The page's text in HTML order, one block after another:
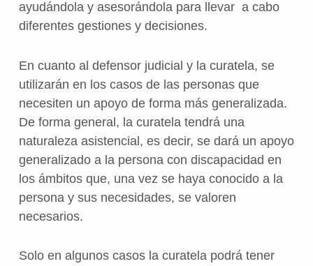
ayudándola y asesorándola para llevar a cabo
diferentes gestiones y decisiones.
En cuanto al defensor judicial y la curatela, se
utilizarán en los casos de las personas que
necesiten un apoyo de forma más generalizada.
De forma general, la curatela tendrá una
naturaleza asistencial, es decir, se dará un apoyo
generalizado a la persona con discapacidad en
los ámbitos que, una vez se haya conocido a la
persona y sus necesidades, se valoren
necesarios.
Solo en algunos casos la curatela podrá tener